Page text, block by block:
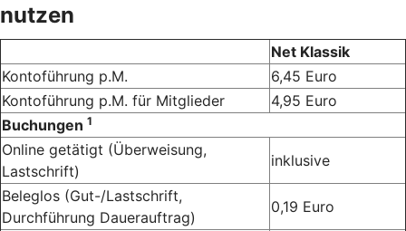
nutzen
Net Klassik
Kontoführung p.M.
6,45 Euro
Kontoführung p.M. für Mitglieder
4,95 Euro
Buchungen 1
Online getätigt (Überweisung,
Lastschrift)
inklusive
Beleglos (Gut-/Lastschrift,
Durchführung Dauerauftrag)
0,19 Euro